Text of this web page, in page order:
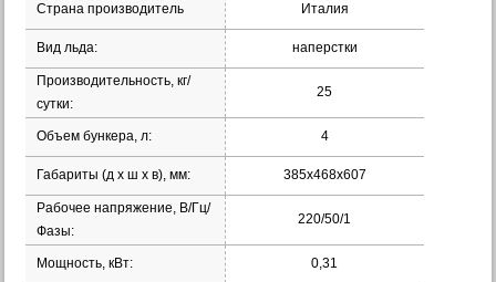
Страна производитель Италия
Вид льда: наперстки
Производительность, кг/
сутки:
25
Объем бункера, л: 4
Габариты (д х ш х в), мм: 385x468x607
Рабочее напряжение, В/Гц/
Фазы:
220/50/1
Мощность, кВт: 0,31